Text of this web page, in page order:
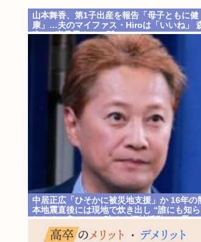
山本舞香、第1子出産を報告「母子ともに健
康」…夫のマイファス・Hiroは「いいね」
進一&森昌子さんの孫
中居正広「ひそかに被災地支援」か 16年の
本地震直後には現地で炊き出し “誰にも知ら
れなくて良い”と、強まる福祉活動への思い